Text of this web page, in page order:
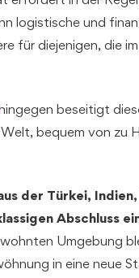
logistische und
für diejenigen, die
beseitigt
bequem von zu
der Türkei,
Abschluss
Umgebung
in eine neue